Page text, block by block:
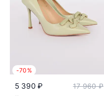
-70%
5 390 ₽ 17 960 ₽